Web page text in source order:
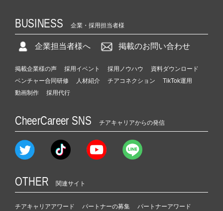
BUSINESS 企業・採用担当者様
企業担当者様へ 掲載のお問い合わせ
掲載企業様の声 採用イベント 採用ノウハウ
資料ダウンロード
ベンチャー合同研修
人材紹介 チアコネクション
TikTok運用
動画制作
採用代行
CheerCareer SNS チアキャリアからの発信
OTHER 関連サイト
チアキャリアアワード パートナーの募集 パートナーアワード